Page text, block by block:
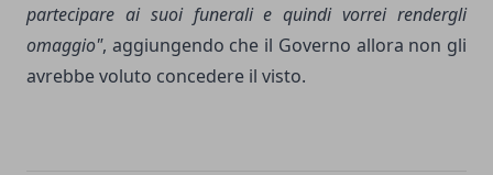
partecipare ai suoi funerali e quindi vorrei rendergli
omaggio", aggiungendo che il Governo allora non gli
avrebbe voluto concedere il visto.